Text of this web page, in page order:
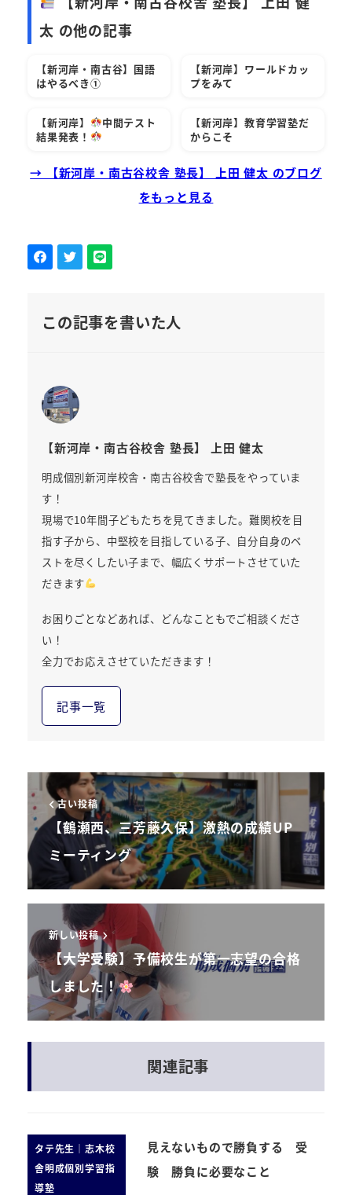
太 の他の記事
【新河岸・南古谷】国語
はやるべき①
【新河岸】ワールドカッ
プをみて
【新河岸】
中間テスト
結果発表！
【新河岸】教育学習塾だ
からこそ
→ 【新河岸・南古谷校舎 塾長】 上田 健太 のブログ
をもっと見る
この記事を書いた人
【新河岸・南古谷校舎 塾長】 上田 健太
明成個別新河岸校舎・南古谷校舎で塾長をやっていま
す！
現場で10年間子どもたちを見てきました。難関校を目
指す子から、中堅校を目指している子、自分自身のベ
ストを尽くしたい子まで、幅広くサポートさせていた
だきます
お困りごとなどあれば、どんなこともでご相談くださ
い！
全力でお応えさせていただきます！
記事一覧
古い投稿
【鶴瀬西、三芳藤久保】激熱の成績UP
ミーティング
新しい投稿
【大学受験】予備校生が第一志望の合格
しました！
関連記事
タテ先生｜志木校
舎明成個別学習指
導塾
見えないもので勝負する 受
験 勝負に必要なこと